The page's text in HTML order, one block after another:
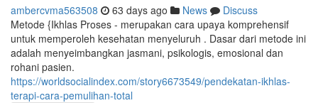
ambercvma563508 63 days ago News
Discuss
Metode {Ikhlas Proses - merupakan cara upaya komprehensif
untuk memperoleh kesehatan menyeluruh . Dasar dari metode ini
adalah menyeimbangkan jasmani, psikologis, emosional dan
rohani pasien.
https://worldsocialindex.com/story6673549/pendekatan-ikhlas-
terapi-cara-pemulihan-total